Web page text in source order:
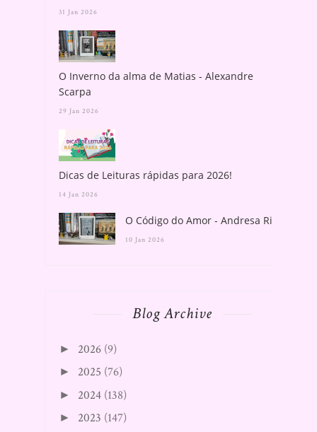
31 Jan 2026
O Inverno da alma de Matias - Alexandre
Scarpa
29 Jan 2026
Dicas de Leituras rápidas para 2026!
14 Jan 2026
O Código do Amor - Andresa Rios
10 Jan 2026
Blog Archive
► 2026 (9)
► 2025 (76)
► 2024 (138)
► 2023 (147)